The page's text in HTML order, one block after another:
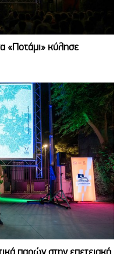
«Ποτάμι» κύλησε
παρών στην επετειακή